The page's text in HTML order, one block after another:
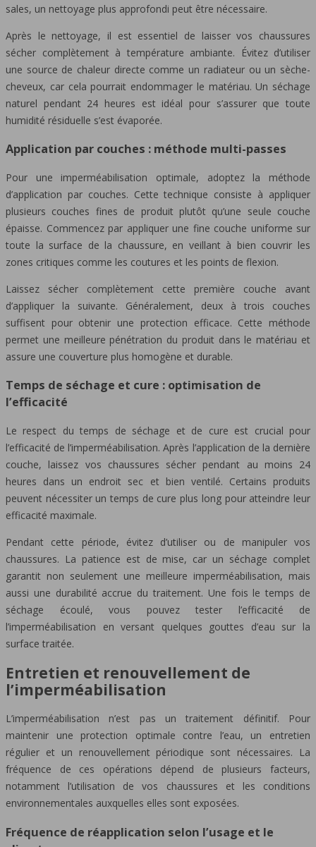
sales, un nettoyage plus approfondi peut être nécessaire.
Après le nettoyage, il est essentiel de laisser vos chaussures
sécher complètement à température ambiante. Évitez d’utiliser
une source de chaleur directe comme un radiateur ou un sèche-
cheveux, car cela pourrait endommager le matériau. Un séchage
naturel pendant 24 heures est idéal pour s’assurer que toute
humidité résiduelle s’est évaporée.
Application par couches : méthode multi-passes
Pour une imperméabilisation optimale, adoptez la méthode
d’application par couches. Cette technique consiste à appliquer
plusieurs couches fines de produit plutôt qu’une seule couche
épaisse. Commencez par appliquer une fine couche uniforme sur
toute la surface de la chaussure, en veillant à bien couvrir les
zones critiques comme les coutures et les points de flexion.
Laissez sécher complètement cette première couche avant
d’appliquer la suivante. Généralement, deux à trois couches
suffisent pour obtenir une protection efficace. Cette méthode
permet une meilleure pénétration du produit dans le matériau et
assure une couverture plus homogène et durable.
Temps de séchage et cure : optimisation de
l’efficacité
Le respect du temps de séchage et de cure est crucial pour
l’efficacité de l’imperméabilisation. Après l’application de la dernière
couche, laissez vos chaussures sécher pendant au moins 24
heures dans un endroit sec et bien ventilé. Certains produits
peuvent nécessiter un temps de cure plus long pour atteindre leur
efficacité maximale.
Pendant cette période, évitez d’utiliser ou de manipuler vos
chaussures. La patience est de mise, car un séchage complet
garantit non seulement une meilleure imperméabilisation, mais
aussi une durabilité accrue du traitement. Une fois le temps de
séchage écoulé, vous pouvez tester l’efficacité de
l’imperméabilisation en versant quelques gouttes d’eau sur la
surface traitée.
Entretien et renouvellement de
l’imperméabilisation
L’imperméabilisation n’est pas un traitement définitif. Pour
maintenir une protection optimale contre l’eau, un entretien
régulier et un renouvellement périodique sont nécessaires. La
fréquence de ces opérations dépend de plusieurs facteurs,
notamment l’utilisation de vos chaussures et les conditions
environnementales auxquelles elles sont exposées.
Fréquence de réapplication selon l’usage et le